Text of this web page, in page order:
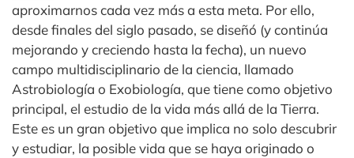
aproximarnos cada vez más a esta meta. Por ello,
desde finales del siglo pasado, se diseñó (y continúa
mejorando y creciendo hasta la fecha), un nuevo
campo multidisciplinario de la ciencia, llamado
Astrobiología o Exobiología, que tiene como objetivo
principal, el estudio de la vida más allá de la Tierra.
Este es un gran objetivo que implica no solo descubrir
y estudiar, la posible vida que se haya originado o